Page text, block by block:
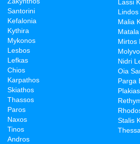
Santorini
Kefalonia
Kythira
Mykonos
Lesbos
Lefkas
Chios
Karpathos
Skiathos
Thassos
Paros
Naxos
Tinos
Andros
Lassi
Malia
Mirtos
Nidri
Oia
Parga
Stalis